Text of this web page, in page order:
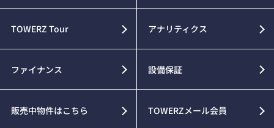
TOWERZ Tour アナリティクス
ファイナンス 設備保証
販売中物件はこちら TOWERZメール会員